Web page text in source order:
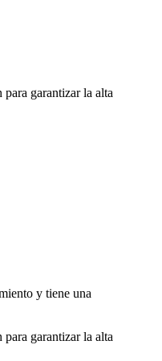
garantizar la alta
y tiene una
garantizar la alta